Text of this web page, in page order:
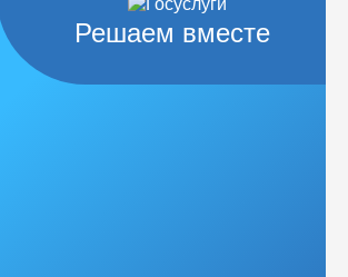
Решаем вместе